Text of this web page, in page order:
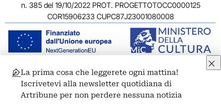
n. 385 del 19/10/2022 PROT. PROGETTOTOCC0000125
COR15906233 CUPC87J23001080008
© 2011-2026 ARTRIBUNE srl – Corso Vittorio Emanuele II, 287 –
00186 Roma - P.I. 11381581005
Privacy: Responsabile della protezione dei dati personali
La prima cosa che leggerete ogni mattina!
Iscrivetevi alla newsletter quotidiana di
Artribune per non perdere nessuna notizia